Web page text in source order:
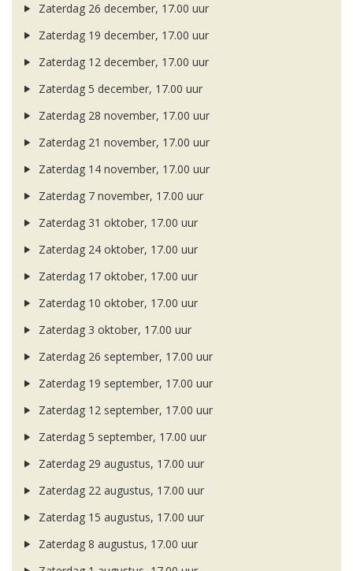
Zaterdag 26 december, 17.00 uur
Zaterdag 19 december, 17.00 uur
Zaterdag 12 december, 17.00 uur
Zaterdag 5 december, 17.00 uur
Zaterdag 28 november, 17.00 uur
Zaterdag 21 november, 17.00 uur
Zaterdag 14 november, 17.00 uur
Zaterdag 7 november, 17.00 uur
Zaterdag 31 oktober, 17.00 uur
Zaterdag 24 oktober, 17.00 uur
Zaterdag 17 oktober, 17.00 uur
Zaterdag 10 oktober, 17.00 uur
Zaterdag 3 oktober, 17.00 uur
Zaterdag 26 september, 17.00 uur
Zaterdag 19 september, 17.00 uur
Zaterdag 12 september, 17.00 uur
Zaterdag 5 september, 17.00 uur
Zaterdag 29 augustus, 17.00 uur
Zaterdag 22 augustus, 17.00 uur
Zaterdag 15 augustus, 17.00 uur
Zaterdag 8 augustus, 17.00 uur